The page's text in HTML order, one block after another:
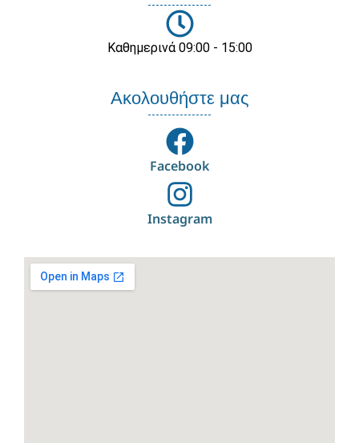
Καθημερινά 09:00 - 15:00
Ακολουθήστε μας
Facebook
Instagram